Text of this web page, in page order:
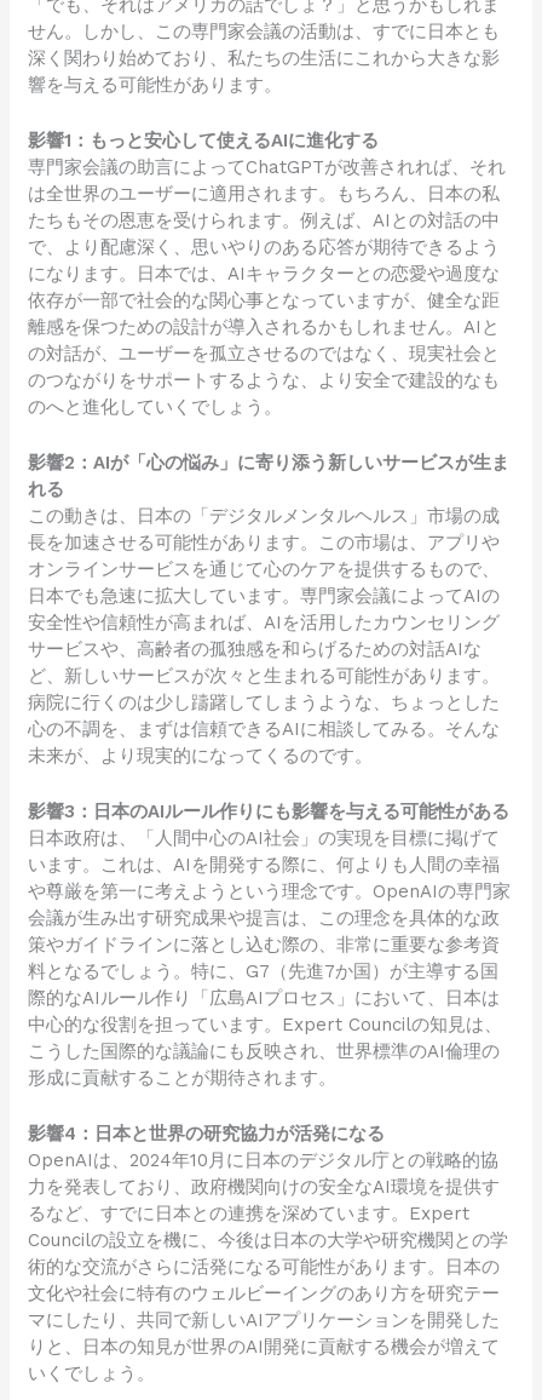
「でも、それはアメリカの話でしょ？」と思うかもしれま
せん。しかし、この専門家会議の活動は、すでに日本とも
深く関わり始めており、私たちの生活にこれから大きな影
響を与える可能性があります。
影響1：もっと安心して使えるAIに進化する
専門家会議の助言によってChatGPTが改善されれば、それ
は全世界のユーザーに適用されます。もちろん、日本の私
たちもその恩恵を受けられます。例えば、AIとの対話の中
で、より配慮深く、思いやりのある応答が期待できるよう
になります。日本では、AIキャラクターとの恋愛や過度な
依存が一部で社会的な関心事となっていますが、健全な距
離感を保つための設計が導入されるかもしれません。AIと
の対話が、ユーザーを孤立させるのではなく、現実社会と
のつながりをサポートするような、より安全で建設的なも
のへと進化していくでしょう。
影響2：AIが「心の悩み」に寄り添う新しいサービスが生ま
れる
この動きは、日本の「デジタルメンタルヘルス」市場の成
長を加速させる可能性があります。この市場は、アプリや
オンラインサービスを通じて心のケアを提供するもので、
日本でも急速に拡大しています。専門家会議によってAIの
安全性や信頼性が高まれば、AIを活用したカウンセリング
サービスや、高齢者の孤独感を和らげるための対話AIな
ど、新しいサービスが次々と生まれる可能性があります。
病院に行くのは少し躊躇してしまうような、ちょっとした
心の不調を、まずは信頼できるAIに相談してみる。そんな
未来が、より現実的になってくるのです。
影響3：日本のAIルール作りにも影響を与える可能性がある
日本政府は、「人間中心のAI社会」の実現を目標に掲げて
います。これは、AIを開発する際に、何よりも人間の幸福
や尊厳を第一に考えようという理念です。OpenAIの専門家
会議が生み出す研究成果や提言は、この理念を具体的な政
策やガイドラインに落とし込む際の、非常に重要な参考資
料となるでしょう。特に、G7（先進7か国）が主導する国
際的なAIルール作り「広島AIプロセス」において、日本は
中心的な役割を担っています。Expert Councilの知見は、
こうした国際的な議論にも反映され、世界標準のAI倫理の
形成に貢献することが期待されます。
影響4：日本と世界の研究協力が活発になる
OpenAIは、2024年10月に日本のデジタル庁との戦略的協
力を発表しており、政府機関向けの安全なAI環境を提供す
るなど、すでに日本との連携を深めています。Expert
Councilの設立を機に、今後は日本の大学や研究機関との学
術的な交流がさらに活発になる可能性があります。日本の
文化や社会に特有のウェルビーイングのあり方を研究テー
マにしたり、共同で新しいAIアプリケーションを開発した
りと、日本の知見が世界のAI開発に貢献する機会が増えて
いくでしょう。